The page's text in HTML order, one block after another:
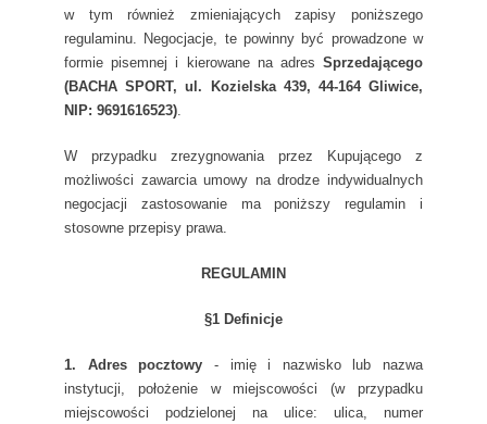
w tym również zmieniających zapisy poniższego
regulaminu. Negocjacje, te powinny być prowadzone w
formie pisemnej i kierowane na adres Sprzedającego
(BACHA SPORT, ul. Kozielska 439, 44-164 Gliwice,
NIP: 9691616523).
W przypadku zrezygnowania przez Kupującego z
możliwości zawarcia umowy na drodze indywidualnych
negocjacji zastosowanie ma poniższy regulamin i
stosowne przepisy prawa.
REGULAMIN
§1 Definicje
1. Adres pocztowy - imię i nazwisko lub nazwa
instytucji, położenie w miejscowości (w przypadku
miejscowości podzielonej na ulice: ulica, numer